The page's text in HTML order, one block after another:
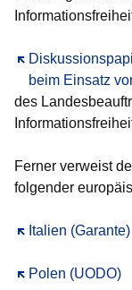
beim Einsatz
Öffnet sich in
des
Ferner verweist
folgender
Italien (Garante)
Öffnet sich in
Polen (UODO)
Öffnet sich in